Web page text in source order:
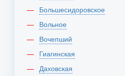
Большесидоровское
Вольное
Вочепший
Гиагинская
Даховская